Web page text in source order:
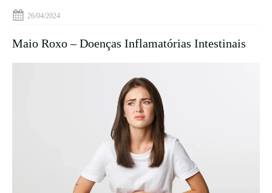
26/04/2024
Maio Roxo – Doenças Inflamatórias Intestinais